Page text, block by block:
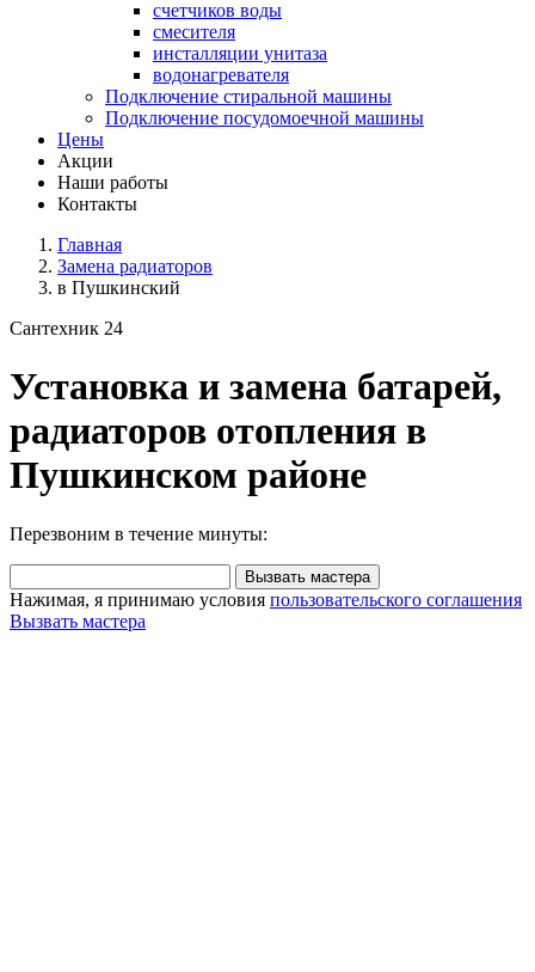
счетчиков воды
смесителя
инсталляции унитаза
водонагревателя
Подключение стиральной машины
Подключение посудомоечной машины
Цены
Акции
Наши работы
Контакты
Главная
Замена радиаторов
в Пушкинский
Сантехник 24
Установка и замена батарей,
радиаторов отопления в
Пушкинском районе
Перезвоним в течение минуты:
Вызвать мастера
Нажимая, я принимаю условия пользовательского соглашения
Вызвать мастера